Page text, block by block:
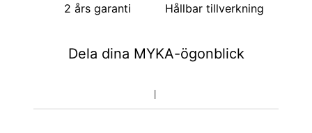
2 års garanti Hållbar tillverkning
Dela dina MYKA-ögonblick